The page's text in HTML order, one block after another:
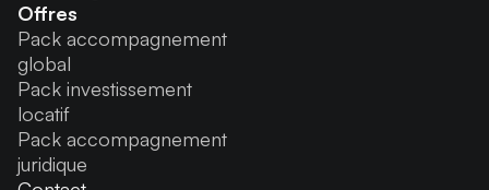
Offres
Pack accompagnement
global
Pack investissement
locatif
Pack accompagnement
juridique